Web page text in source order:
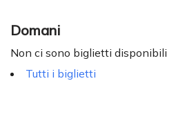
Domani
Non ci sono biglietti disponibili
Tutti i biglietti